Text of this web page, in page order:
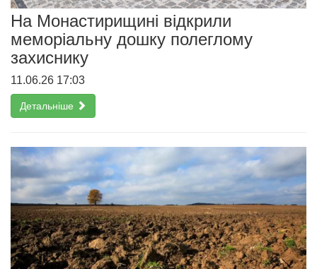
На Монастирищині відкрили
меморіальну дошку полеглому
захиснику
11.06.26 17:03
Детальніше